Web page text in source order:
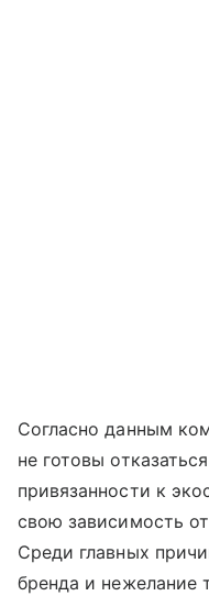
Согласно данным
не готовы
привязанности к
свою зависимость
Среди главных
бренда и нежелание